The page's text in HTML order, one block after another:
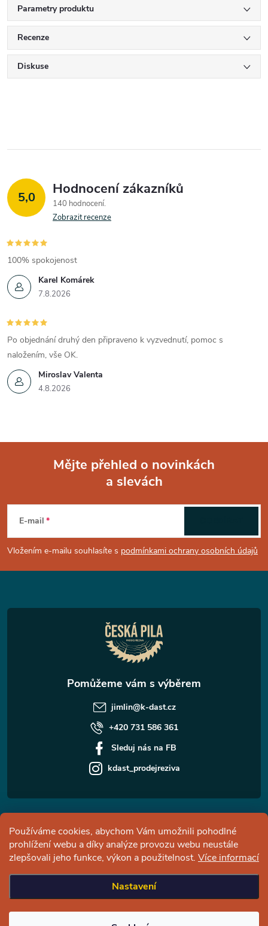
Používáme cookies, abychom Vám umožnili pohodlné
prohlížení webu a díky analýze provozu webu neustále
zlepšovali jeho funkce, výkon a použitelnost. Více informací
Nastavení
Parametry produktu
Recenze
Diskuse
5,0 Hodnocení zákazníků
140 hodnocení
Zobrazit recenze
Karel Komárek
7.8.2026
100% spokojenost
Miroslav Valenta
4.8.2026
Po objednání druhý den připraveno k vyzvednutí, pomoc s
naložením, vše OK.
p
a
t
Mějte přehled o novinkách
a slevách
E-mail
Vložením e-mailu souhlasíte s podmínkami ochrany osobních údajů
Facebook
jimlin@k-dast.cz
+420 731 586 361
Sleduj nás na FB
kdast_prodejreziva
Copyright 2026Česká pila - pobočka Jimlín. Všechna práva vyhrazena.
Upravit nastavení cookies